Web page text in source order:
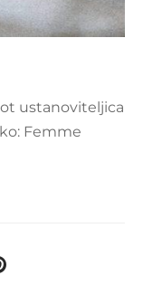
ustanoviteljica
Femme